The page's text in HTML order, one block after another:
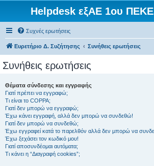
Helpdesk εξΑΕ 1ου
Συχνές ερωτήσεις
Ευρετήριο Δ. Συζήτησης Συνήθεις ερωτήσεις
Συνήθεις ερωτήσεις
Θέματα σύνδεσης και εγγραφής
Γιατί πρέπει να εγγραφώ;
Τι είναι το COPPA;
Γιατί δεν μπορώ να εγγραφώ;
Έχω κάνει εγγραφή, αλλά δεν μπορώ να συνδεθώ!
Γιατί δεν μπορώ να συνδεθώ;
Έχω εγγραφεί κατά το παρελθόν αλλά δεν μπορώ να
Έχω ξεχάσει τον κωδικό μου!
Γιατί αποσυνδέομαι αυτόματα;
Τι κάνει η “Διαγραφή cookies”;